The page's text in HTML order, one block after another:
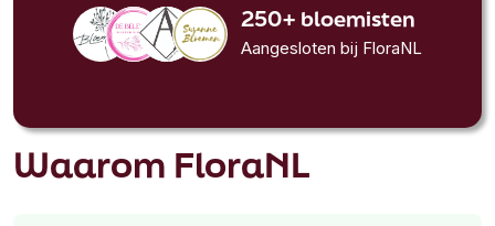
250+ bloemisten
Aangesloten bij FloraNL
Waarom FloraNL